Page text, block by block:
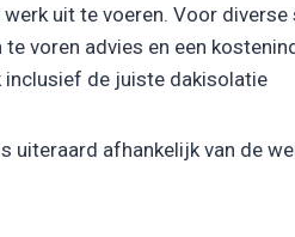
uit te voeren. Voor
voren advies en een
inclusief de juiste dakisolatie
uiteraard afhankelijk van de